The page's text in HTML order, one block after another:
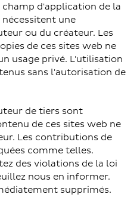
d'application de la
une
ou du créateur. Les
de ces sites web ne
usage privé. L'utilisation
sans l'autorisation de
de tiers sont
de ces sites web ne
Les contributions de
comme telles.
des violations de la loi
nous en informer.
supprimés.